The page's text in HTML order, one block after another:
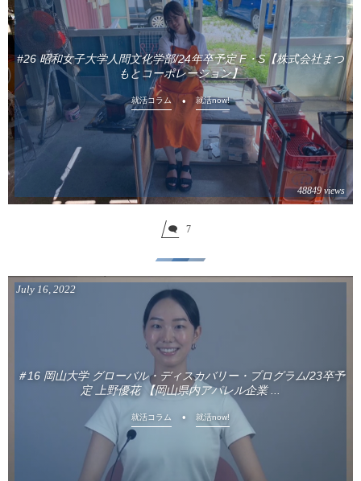
#26 昭和女子大学人間文化学部/24年卒予定 F・S【株式会社まつ
もとコーポレーション】
就活コラム 就活now!
48849 views
7
＃16 岡山大学 グローバル・ディスカバリー・プログラム/23卒予
定 上野優花 【岡山県内アパレル企業 ...
July 16 2022
就活コラム 就活now!